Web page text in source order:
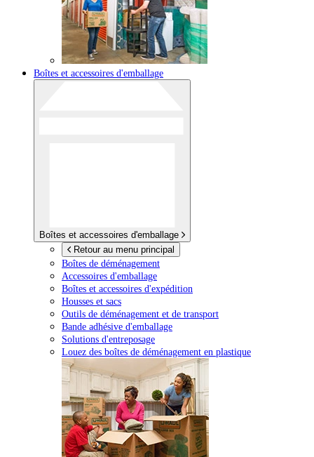
Boîtes et accessoires d'emballage
Boîtes et accessoires d'emballage
Retour au menu principal
Boîtes de déménagement
Accessoires d'emballage
Boîtes et accessoires d'expédition
Housses et sacs
Outils de déménagement et de transport
Bande adhésive d'emballage
Solutions d'entreposage
Louez des boîtes de déménagement en plastique